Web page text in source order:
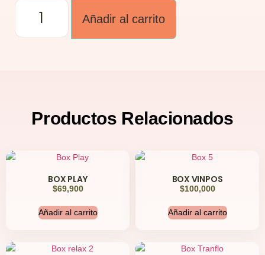
Añadir al carrito
Productos Relacionados
BOX PLAY
$69,900
Añadir al carrito
BOX VINPOS
$100,000
Añadir al carrito